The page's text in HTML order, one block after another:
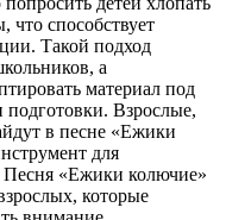
что способствует
Такой подход
а
материал под
Взрослые,
в песне «Ежики
для
Песня «Ежики колючие»
которые